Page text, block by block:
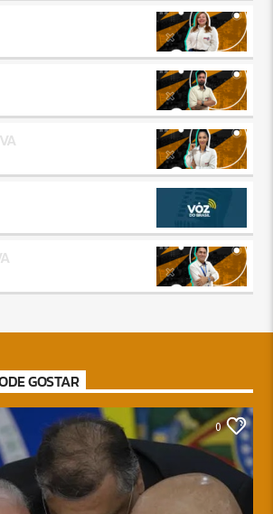
GOSTAR
0